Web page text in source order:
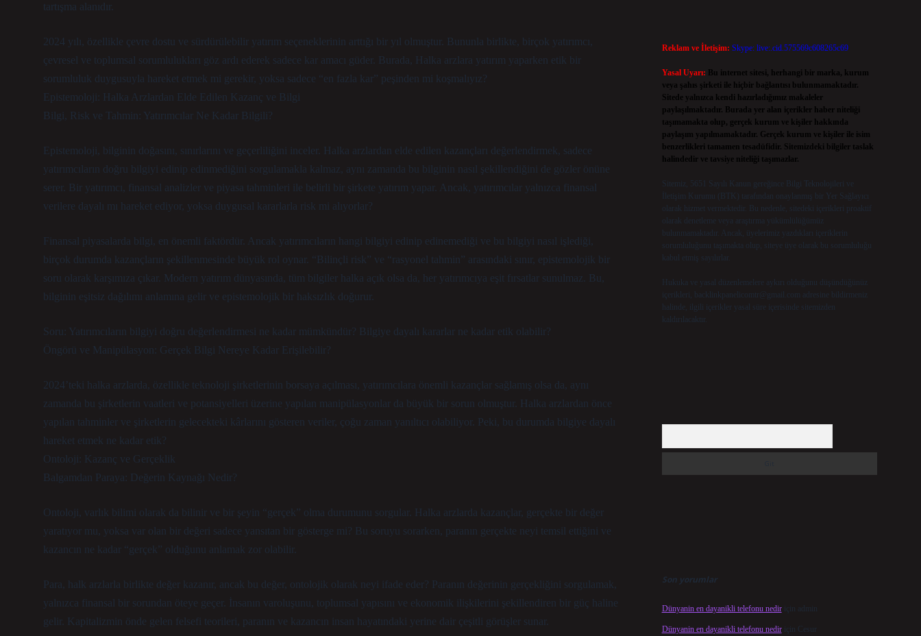
tartışma alanıdır.
2024 yılı, özellikle çevre dostu ve sürdürülebilir yatırım seçeneklerinin arttığı bir yıl olmuştur. Bununla birlikte, birçok yatırımcı,
çevresel ve toplumsal sorumlulukları göz ardı ederek sadece kar amacı güder. Burada, Halka arzlara yatırım yaparken etik bir
sorumluluk duygusuyla hareket etmek mi gerekir, yoksa sadece “en fazla kar” peşinden mi koşmalıyız?
Epistemoloji: Halka Arzlardan Elde Edilen Kazanç ve Bilgi
Bilgi, Risk ve Tahmin: Yatırımcılar Ne Kadar Bilgili?
Epistemoloji, bilginin doğasını, sınırlarını ve geçerliliğini inceler. Halka arzlardan elde edilen kazançları değerlendirmek, sadece
yatırımcıların doğru bilgiyi edinip edinmediğini sorgulamakla kalmaz, aynı zamanda bu bilginin nasıl şekillendiğini de gözler önüne
serer. Bir yatırımcı, finansal analizler ve piyasa tahminleri ile belirli bir şirkete yatırım yapar. Ancak, yatırımcılar yalnızca finansal
verilere dayalı mı hareket ediyor, yoksa duygusal kararlarla risk mi alıyorlar?
Finansal piyasalarda bilgi, en önemli faktördür. Ancak yatırımcıların hangi bilgiyi edinip edinemediği ve bu bilgiyi nasıl işlediği,
birçok durumda kazançların şekillenmesinde büyük rol oynar. “Bilinçli risk” ve “rasyonel tahmin” arasındaki sınır, epistemolojik bir
soru olarak karşımıza çıkar. Modern yatırım dünyasında, tüm bilgiler halka açık olsa da, her yatırımcıya eşit fırsatlar sunulmaz. Bu,
bilginin eşitsiz dağılımı anlamına gelir ve epistemolojik bir haksızlık doğurur.
Soru: Yatırımcıların bilgiyi doğru değerlendirmesi ne kadar mümkündür? Bilgiye dayalı kararlar ne kadar etik olabilir?
Öngörü ve Manipülasyon: Gerçek Bilgi Nereye Kadar Erişilebilir?
2024’teki halka arzlarda, özellikle teknoloji şirketlerinin borsaya açılması, yatırımcılara önemli kazançlar sağlamış olsa da, aynı
zamanda bu şirketlerin vaatleri ve potansiyelleri üzerine yapılan manipülasyonlar da büyük bir sorun olmuştur. Halka arzlardan önce
yapılan tahminler ve şirketlerin gelecekteki kârlarını gösteren veriler, çoğu zaman yanıltıcı olabiliyor. Peki, bu durumda bilgiye dayalı
hareket etmek ne kadar etik?
Ontoloji: Kazanç ve Gerçeklik
Balgamdan Paraya: Değerin Kaynağı Nedir?
Ontoloji, varlık bilimi olarak da bilinir ve bir şeyin “gerçek” olma durumunu sorgular. Halka arzlarda kazançlar, gerçekte bir değer
yaratıyor mu, yoksa var olan bir değeri sadece yansıtan bir gösterge mi? Bu soruyu sorarken, paranın gerçekte neyi temsil ettiğini ve
kazancın ne kadar “gerçek” olduğunu anlamak zor olabilir.
Para, halk arzlarla birlikte değer kazanır, ancak bu değer, ontolojik olarak neyi ifade eder? Paranın değerinin gerçekliğini sorgulamak,
yalnızca finansal bir sorundan öteye geçer. İnsanın varoluşunu, toplumsal yapısını ve ekonomik ilişkilerini şekillendiren bir güç haline
gelir. Kapitalizmin önde gelen felsefi teorileri, paranın ve kazancın insan hayatındaki yerine dair çeşitli görüşler sunar.
Reklam ve İletişim: Skype: live:.cid.575569c608265c69
Yasal Uyarı:
Bu internet sitesi, herhangi bir marka, kurum
veya şahıs şirketi ile hiçbir bağlantısı bulunmamaktadır.
Sitede yalnızca kendi hazırladığımız makaleler
paylaşılmaktadır. Burada yer alan içerikler haber niteliği
taşımamakta olup, gerçek kurum ve kişiler hakkında
paylaşım yapılmamaktadır. Gerçek kurum ve kişiler ile isim
benzerlikleri tamamen tesadüfidir. Sitemizdeki bilgiler taslak
halindedir ve tavsiye niteliği taşımazlar.
Sitemiz, 5651 Sayılı Kanun gereğince Bilgi Teknolojileri ve
İletişim Kurumu (BTK) tarafından onaylanmış bir Yer Sağlayıcı
olarak hizmet vermektedir. Bu nedenle, sitedeki içerikleri proaktif
olarak denetleme veya araştırma yükümlülüğümüz
bulunmamaktadır. Ancak, üyelerimiz yazdıkları içeriklerin
sorumluluğunu taşımakta olup, siteye üye olarak bu sorumluluğu
kabul etmiş sayılırlar.
Hukuka ve yasal düzenlemelere aykırı olduğunu düşündüğünüz
içerikleri,
backlinkpanelicomtr@gmail.com adresine bildirmeniz
halinde, ilgili içerikler yasal süre içerisinde sitemizden
kaldırılacaktır.
Son yorumlar
Dünyanin en dayanikli telefonu nediriçin admin
Dünyanin en dayanikli telefonu nediriçin Cesur